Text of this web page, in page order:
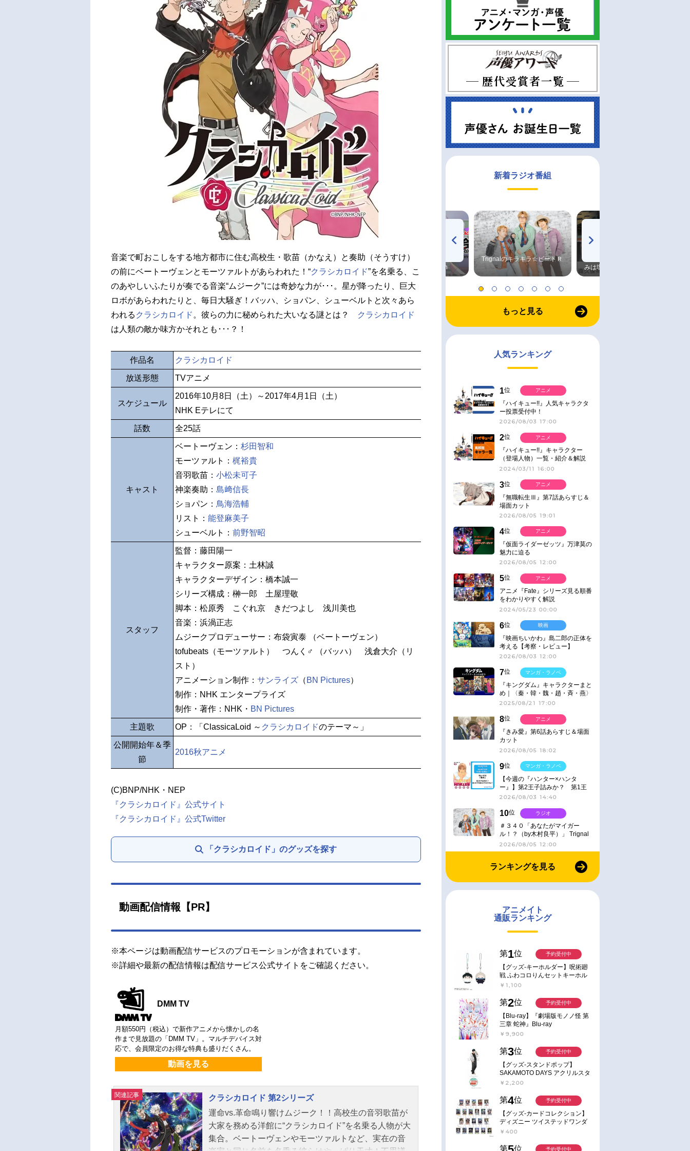
音楽で町おこしをする地方都市に住む高校生・歌苗（かなえ）と奏助（そうすけ）
の前にベートーヴェンとモーツァルトがあらわれた！“クラシカロイド”を名乗る、こ
のあやしいふたりが奏でる音楽“ムジーク”には奇妙な力が･･･。星が降ったり、巨大
ロボがあらわれたりと、毎日大騒ぎ！バッハ、ショパン、シューベルトと次々あら
われる クラシカロイド 。彼らの力に秘められた大いなる謎とは？
クラシカロイド
は人類の敵か味方かそれとも･･･？！
作品名 クラシカロイド
放送形態 TVアニメ
スケジュール
2016年10月8日（土）～2017年4月1日（土）
NHK Eテレにて
話数 全25話
キャスト
ベートーヴェン： 杉田智和
モーツァルト： 梶裕貴
音羽歌苗： 小松未可子
神楽奏助： 島﨑信長
ショパン： 鳥海浩輔
リスト： 能登麻美子
シューベルト： 前野智昭
スタッフ
監督：藤田陽一
キャラクター原案：土林誠
キャラクターデザイン：橋本誠一
シリーズ構成：榊一郎 土屋理敬
脚本：松原秀 こぐれ京 きだつよし 浅川美也
音楽：浜渦正志
ムジークプロデューサー：布袋寅泰 （ベートーヴェン）
tofubeats（モーツァルト） つんく♂ （バッハ） 浅倉大介（リ
スト）
アニメーション制作： サンライズ （ BN Pictures）
制作：NHK エンタープライズ
制作・著作：NHK・ BN Pictures
主題歌 OP：「ClassicaLoid ～ クラシカロイドのテーマ～」
公開開始年＆季
節
2016秋アニメ
(C)BNP/NHK・NEP
『クラシカロイド』公式サイト
『クラシカロイド』公式Twitter
「クラシカロイド」のグッズを探す
動画配信情報【PR】
※本ページは動画配信サービスのプロモーションが含まれています。
※詳細や最新の配信情報は配信サービス公式サイトをご確認ください。
DMM TV
月額550円（税込）で新作アニメから懐かしの名
作まで見放題の「DMM TV」。マルチデバイス対
応で、会員限定のお得な特典も盛りだくさん。
動画を見る
関連記事
クラシカロイド 第2シリーズ
運命vs.革命鳴り響けムジーク！！高校生の音羽歌苗が
大家を務める洋館に“クラシカロイド”を名乗る人物が大
集合。ベートーヴェンやモーツァルトなど、実在の音
新着ラジオ番組
高橋美紀のおんぷの気持ち
♪ in アニメイトタイムズ
TVアニメ『戦隊大失格』
radio 大直会 2nd season
Trignalのキラキラ☆ビートＲ
みは塩だけ
もっと見る
人気ランキング
1位
『ハイキュー!!』人気キャラクタ
ー投票受付中！
2026/08/03 17:00
アニメ
2位
『ハイキュー!!』キャラクター
（登場人物）一覧・紹介＆解説
2024/03/11 16:00
アニメ
3位
『無職転生Ⅲ』第7話あらすじ＆
場面カット
2026/08/05 19:01
アニメ
4位
『仮面ライダーゼッツ』万津莫の
魅力に迫る
2026/08/05 12:00
アニメ
5位
アニメ『Fate』シリーズ見る順番
をわかりやすく解説
2024/05/23 00:00
アニメ
6位
『映画ちいかわ』島二郎の正体を
考える【考察・レビュー】
2026/08/03 12:00
映画
7位
『キングダム』キャラクターまと
め｜〈秦・韓・魏・趙・斉・燕〉
2025/08/21 17:00
マンガ・ラノベ
8位
『きみ愛』第6話あらすじ＆場面
カット
2026/08/05 18:02
アニメ
9位
【今週の『ハンター×ハンタ
ー』】第2王子詰みか？ 第1王
子と第4王子が対峙「発令」＜
2026/08/03 14:40
マンガ・ラノベ
10位
＃３４０「あなたがマイガー
ル！？（by木村良平）」 Trignal
のキラキラ☆ビートＲ
2026/08/05 12:00
ラジオ
ランキングを見る
アニメイト
通販ランキング
第1位
【グッズ-キーホルダー】呪術廻
戦 ふわコロりんセットキーホル
ダー【アニメイト特典付】
￥1,100
予約受付中
第2位
【Blu-ray】『劇場版モノノ怪 第
三章 蛇神』Blu-ray
￥9,900
予約受付中
第3位
【グッズ-スタンドポップ】
SAKAMOTO DAYS アクリルスタ
ンド～Sunny Afternoon～ 4.南雲
￥2,200
予約受付中
第4位
【グッズ-カードコレクション】
ディズニー ツイステッドワンダ
ーランド ランダムカードコレク
￥400
予約受付中
第 位 予約受付中